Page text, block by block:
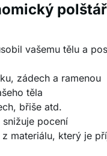
polštář
vašemu tělu a
zádech a ramenou
těla
břiše atd.
pocení
materiálu, který je